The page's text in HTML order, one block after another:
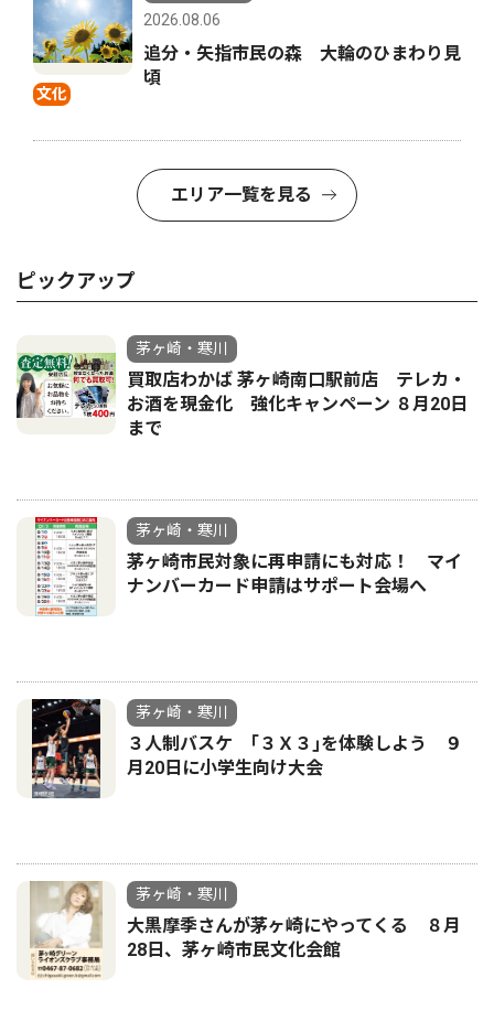
文化
2026.08.06
追分・矢指市民の森 大輪のひまわり見
頃
エリア一覧を見る
ピックアップ
茅ヶ崎・寒川
買取店わかば 茅ヶ崎南口駅前店 テレカ・
お酒を現金化 強化キャンペーン ８月20日
まで
茅ヶ崎・寒川
茅ヶ崎市民対象に再申請にも対応！ マイ
ナンバーカード申請はサポート会場へ
茅ヶ崎・寒川
３人制バスケ ｢３Ｘ３｣を体験しよう ９
月20日に小学生向け大会
茅ヶ崎・寒川
大黒摩季さんが茅ヶ崎にやってくる ８月
28日、茅ヶ崎市民文化会館